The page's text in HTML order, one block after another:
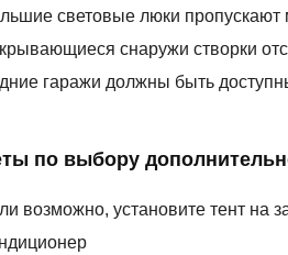
световые люки
снаружи створки
гаражи должны быть
по выбору
возможно, установите тент на